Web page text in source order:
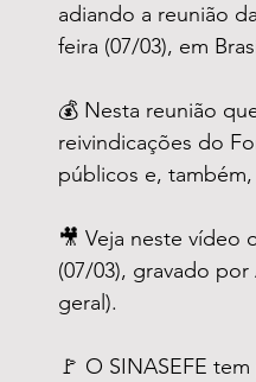
adiando a reunião
feira (07/03), em
💰 Nesta reunião
reivindicações do
públicos e,
🎥 Veja neste vídeo
(07/03), gravado
geral).
🚩 O SINASEFE